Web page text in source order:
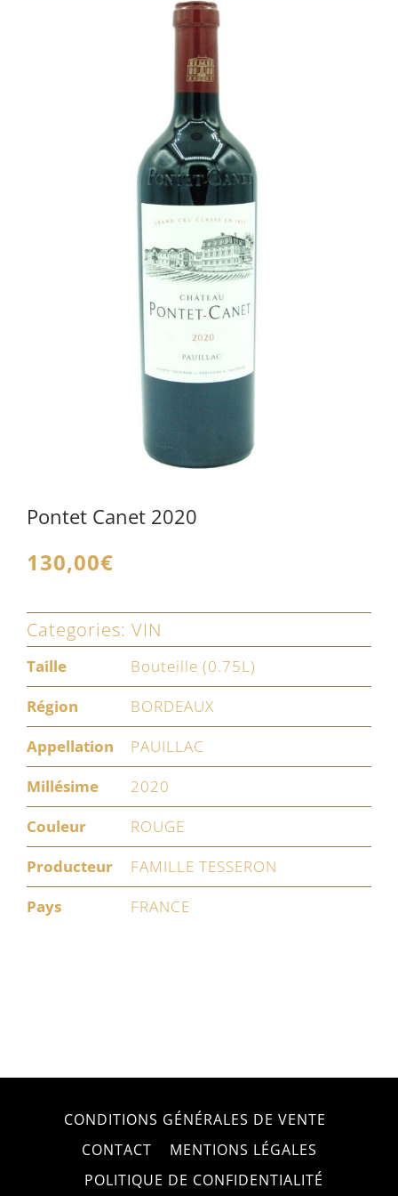
ACCESSOIRES
Pontet Canet 2020
130,00€
Categories: VIN
Taille
Bouteille (0.75L)
Région
BORDEAUX
Appellation
PAUILLAC
Millésime
2020
Couleur
ROUGE
Producteur
FAMILLE TESSERON
Pays
FRANCE
CONDITIONS GÉNÉRALES DE VENTE
CONTACT
MENTIONS LÉGALES
POLITIQUE DE CONFIDENTIALITÉ